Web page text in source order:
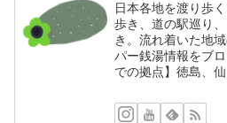
日本各地を渡り歩
歩き、道の駅巡り
き。流れ着いた地
パー銭湯情報をブ
での拠点】徳島、